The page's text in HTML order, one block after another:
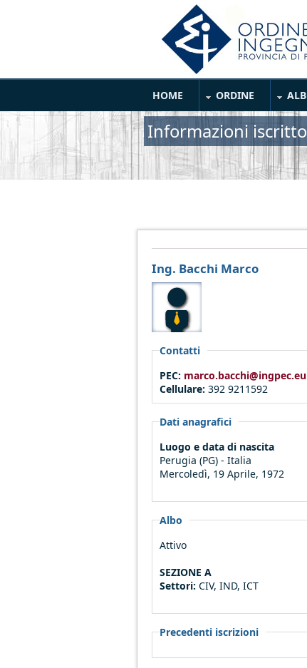
Main Menu
HOME ORDINE
Informazioni iscritto
Ing. Bacchi Marco
Contatti
PEC: marco.bacchi@ingpec.eu
Cellulare: 392 9211592
Dati anagrafici
Luogo e data di nascita
Perugia (PG) - Italia
Mercoledì, 19 Aprile, 1972
Albo
Attivo
SEZIONE A
Settori: CIV, IND, ICT
Precedenti iscrizioni